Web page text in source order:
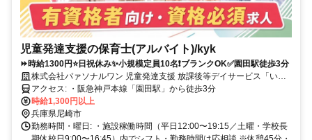
児童発達支援の保育士(アルバイト)/kyk
⏩️時給1300円⭐日祝休み✨小規模定員10名❗ブランクOK✅園田駅徒歩3分
株式会社パァソナルワン 児童発達支援 放課後等デイサービス「いる
か」
アクセス: ・阪急神戸本線「園田駅」から徒歩3分
時給1,300円以上
兵庫県尼崎市
勤務時間・曜日: ・施設稼働時間（平日12:00〜19:15／土曜・学校長